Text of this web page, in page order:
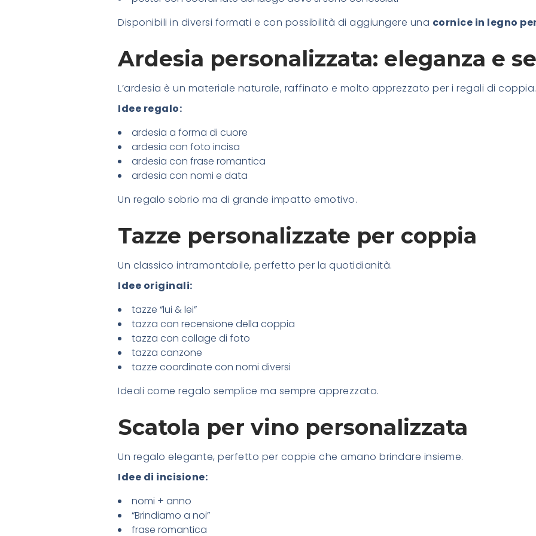
Disponibili in diversi formati e con possibilità di aggiungere una cornice in legno
Ardesia personalizzata: eleganza e
L’ardesia è un materiale naturale, raffinato e molto apprezzato per i regali di coppia.
Idee regalo:
ardesia a forma di cuore
ardesia con foto incisa
ardesia con frase romantica
ardesia con nomi e data
Un regalo sobrio ma di grande impatto emotivo.
Tazze personalizzate per coppia
Un classico intramontabile, perfetto per la quotidianità.
Idee originali:
tazze “lui & lei”
tazza con recensione della coppia
tazza con collage di foto
tazza canzone
tazze coordinate con nomi diversi
Ideali come regalo semplice ma sempre apprezzato.
Scatola per vino personalizzata
Un regalo elegante, perfetto per coppie che amano brindare insieme.
Idee di incisione:
nomi + anno
“Brindiamo a noi”
frase romantica